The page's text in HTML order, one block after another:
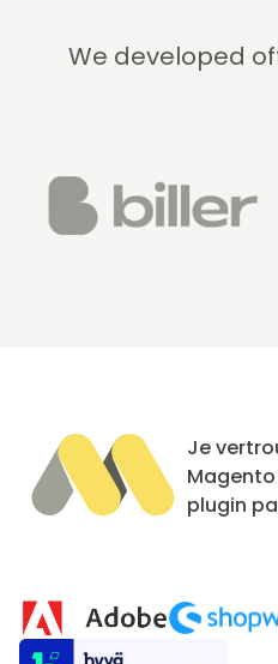
We developed
Je
plugin